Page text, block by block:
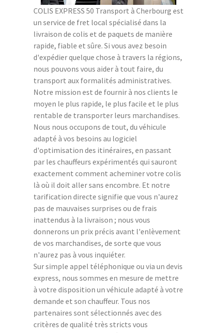
COLIS EXPRESS 50 Transport à Cherbourg est
un service de fret local spécialisé dans la
livraison de colis et de paquets de manière
rapide, fiable et sûre. Si vous avez besoin
d'expédier quelque chose à travers la régions,
nous pouvons vous aider à tout faire, du
transport aux formalités administratives.
Notre mission est de fournir à nos clients le
moyen le plus rapide, le plus facile et le plus
rentable de transporter leurs marchandises.
Nous nous occupons de tout, du véhicule
adapté à vos besoins au logiciel
d'optimisation des itinéraires, en passant
par les chauffeurs expérimentés qui sauront
exactement comment acheminer votre colis
là où il doit aller sans encombre. Et notre
tarification directe signifie que vous n'aurez
pas de mauvaises surprises ou de frais
inattendus à la livraison ; nous vous
donnerons un prix précis avant l'enlèvement
de vos marchandises, de sorte que vous
n'aurez pas à vous inquiéter.
Sur simple appel téléphonique ou via un devis
express, nous sommes en mesure de mettre
à votre disposition un véhicule adapté à votre
demande et son chauffeur. Tous nos
partenaires sont sélectionnés avec des
critères de qualité très stricts vous